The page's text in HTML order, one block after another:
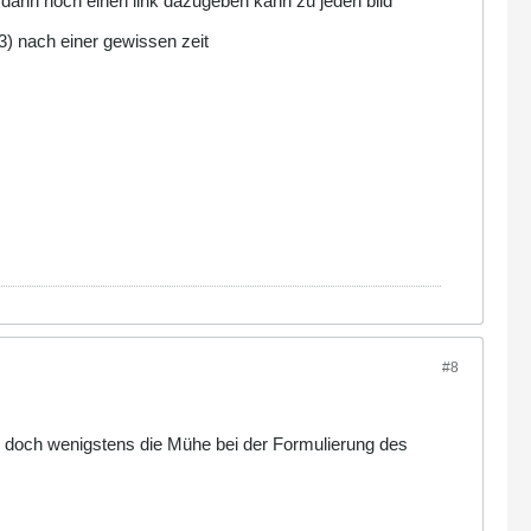
nach einer gewissen zeit
#8
wenigstens die Mühe bei der Formulierung des